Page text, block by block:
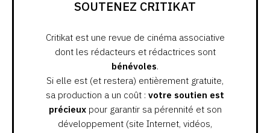
SOUTENEZ CRITIKAT
Critikat est une revue de cinéma associative
dont les rédacteurs et rédactrices sont
bénévoles.
Si elle est (et restera) entièrement gratuite,
sa production a un coût : votre soutien est
précieuxpour garantir sa pérennité et son
développement (site Internet, vidéos,